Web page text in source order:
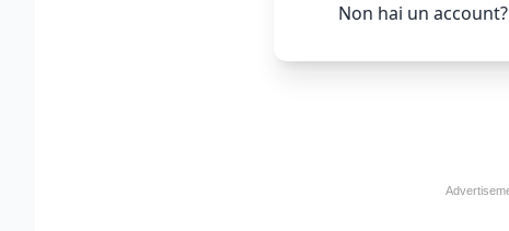
Non hai un account?